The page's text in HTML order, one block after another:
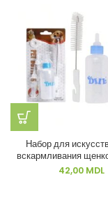
Набор для
вскармливания
42,00 MDL